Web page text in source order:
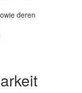
deren